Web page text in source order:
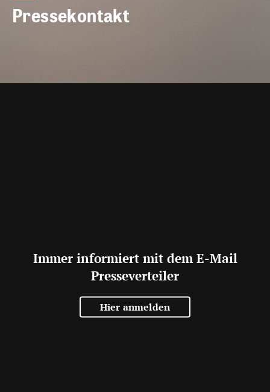
Pressekontakt
Immer informiert mit dem E-Mail
Presseverteiler
Hier anmelden